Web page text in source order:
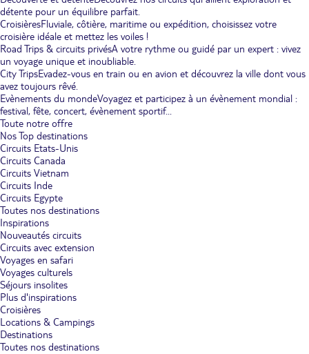
détente pour un équilibre parfait.
CroisièresFluviale, côtière, maritime ou expédition, choisissez votre
croisière idéale et mettez les voiles !
Road Trips & circuits privésA votre rythme ou guidé par un expert : vivez
un voyage unique et inoubliable.
City TripsEvadez-vous en train ou en avion et découvrez la ville dont vous
avez toujours rêvé.
Evènements du mondeVoyagez et participez à un évènement mondial :
festival, fête, concert, évènement sportif...
Toute notre offre
Nos Top destinations
Circuits Etats-Unis
Circuits Canada
Circuits Vietnam
Circuits Inde
Circuits Egypte
Toutes nos destinations
Inspirations
Nouveautés circuits
Circuits avec extension
Voyages en safari
Voyages culturels
Séjours insolites
Plus d'inspirations
Croisières
Locations & Campings
Destinations
Toutes nos destinations